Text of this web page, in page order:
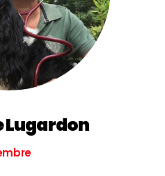
Lugardon